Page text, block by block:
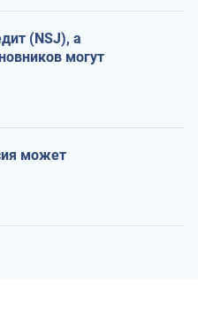
(NSJ), а
могут
может